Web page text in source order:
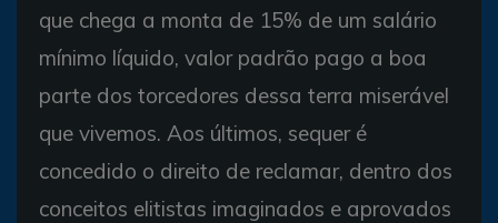
que chega a monta de 15% de um salário
mínimo líquido, valor padrão pago a boa
parte dos torcedores dessa terra miserável
que vivemos. Aos últimos, sequer é
concedido o direito de reclamar, dentro dos
conceitos elitistas imaginados e aprovados